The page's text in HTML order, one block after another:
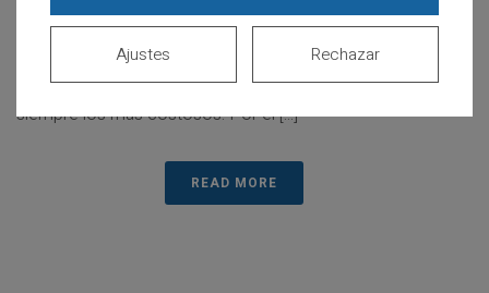
El precio de la ortodoncia depende de dos elementos:
el tipo de aparatología utilizada y la duración del
tratamiento. Dicho esto, los métodos estéticos serán
siempre los más costosos. Por el [...]
READ MORE
Rechazar
Ajustes